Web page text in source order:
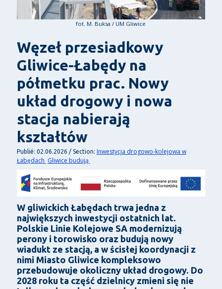
fot. M. Buksa / UM Gliwice
Węzeł przesiadkowy
Gliwice-Łabędy na
półmetku prac. Nowy
układ drogowy i nowa
stacja nabierają
kształtów
Publié: 02.06.2026 / Section: Inwestycja drogowo-kolejowa w
Łabędach Gliwice budują
W gliwickich Łabędach trwa jedna z
największych inwestycji ostatnich lat.
Polskie Linie Kolejowe SA modernizują
perony i torowisko oraz budują nowy
wiadukt ze stacją, a w ścisłej koordynacji z
nimi Miasto Gliwice kompleksowo
przebudowuje okoliczny układ drogowy. Do
2028 roku ta część dzielnicy zmieni się nie